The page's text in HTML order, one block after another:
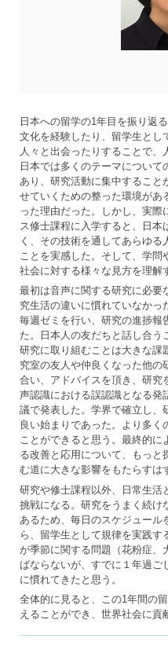
日本への留学の1年目を振り返
文化を経験したり、留学生とし
人々と出会ったりすることで、
日本では多くのテーマについ
あり、研究活動に集中すること
せていくための整った環境があ
った理由だった。しかし、実
ス修士課程に入学すると、日
く、その技術を通してあらゆ
ことを実感した。そして、学問
社会に対する様々な見方を理解
最初は音声に関する研究に必要
究生活の違いに慣れていなかっ
毎週ゼミを行い、研究の進捗報
た。日本人の友だちと話し合う
研究に取り組むことは大きな課
究室の友人や仲良くなった他の
合い、アドバイスを頂き、研究
声認識における誤認識となる発
議で発表した。学界で確立し、
良い始まりであった。より多
ことができると思う。最終的に
る改善と応用について、もっと
む道に大きな影響をもたらすは
研究や修士課程以外、日常生活
挑戦になる。研究をうまく続け
あるため、毎日のスケジュー
ら、留学生として規律を実践
が季節に関する問題（花粉症、
ばならないが、すでに１年過ご
に慣れてきたと思う。
全体的に見ると、この1年間の
えることができ、世界社会に貢